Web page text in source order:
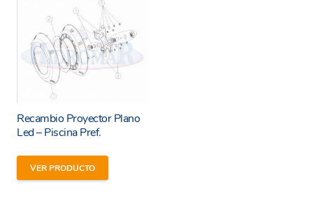
Enviar
Recambio Proyector Plano
Led – Piscina Pref.
VER PRODUCTO